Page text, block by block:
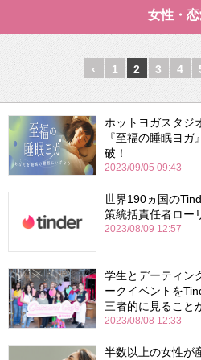
女性・
‹ 1 2 3 4
ホットヨガスタジ
『至福の睡眠ヨ
破！
2023/09/05 09:43
世界190ヵ国の
策統括責任者ロー
2023/08/09 12:57
学生とデーティン
ークイベントを
三者的に見ること
2023/08/08 12:33
半数以上の女性が